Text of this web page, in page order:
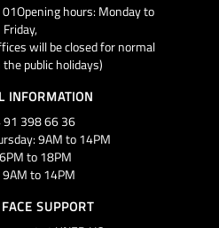
hours: Monday to
Friday,
will be closed for normal
public holidays)
INFORMATION
91 398 66 36
9AM to 14PM
to 18PM
9AM to 14PM
SUPPORT